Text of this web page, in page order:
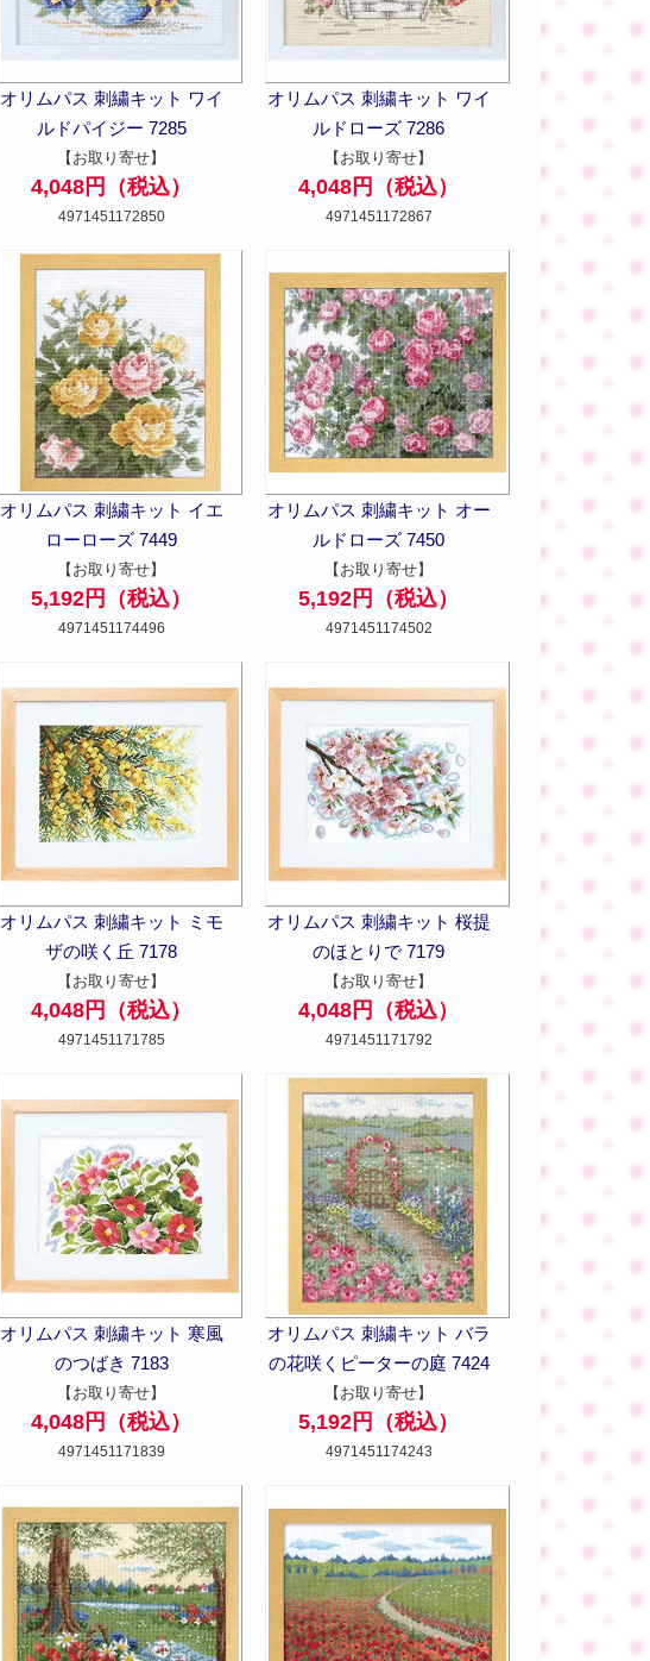
オリムパス 刺繍キット ワイ
ルドパイジー 7285
【お取り寄せ】
4,048円（税込）
4971451172850
オリムパス 刺繍キット ワイ
ルドローズ 7286
【お取り寄せ】
4,048円（税込）
4971451172867
オリムパス 刺繍キット イエ
ローローズ 7449
【お取り寄せ】
5,192円（税込）
4971451174496
オリムパス 刺繍キット オー
ルドローズ 7450
【お取り寄せ】
5,192円（税込）
4971451174502
オリムパス 刺繍キット ミモ
ザの咲く丘 7178
【お取り寄せ】
4,048円（税込）
4971451171785
オリムパス 刺繍キット 桜提
のほとりで 7179
【お取り寄せ】
4,048円（税込）
4971451171792
オリムパス 刺繍キット 寒風
のつばき 7183
【お取り寄せ】
4,048円（税込）
4971451171839
オリムパス 刺繍キット バラ
の花咲くピーターの庭 7424
【お取り寄せ】
5,192円（税込）
4971451174243